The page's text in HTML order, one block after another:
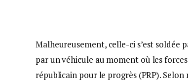
Malheureusement, celle-ci s’est soldée
par un véhicule au moment où les
républicain pour le progrès (PRP).